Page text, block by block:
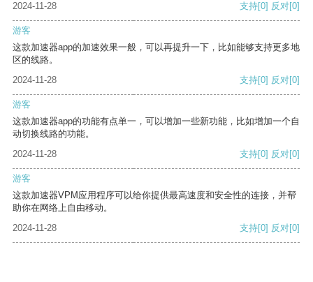
2024-11-28
支持[0] 反对[0]
游客
这款加速器app的加速效果一般，可以再提升一下，比如能够支持更多地
区的线路。
2024-11-28
支持[0] 反对[0]
游客
这款加速器app的功能有点单一，可以增加一些新功能，比如增加一个自
动切换线路的功能。
2024-11-28
支持[0] 反对[0]
游客
这款加速器VPM应用程序可以给你提供最高速度和安全性的连接，并帮
助你在网络上自由移动。
2024-11-28
支持[0] 反对[0]